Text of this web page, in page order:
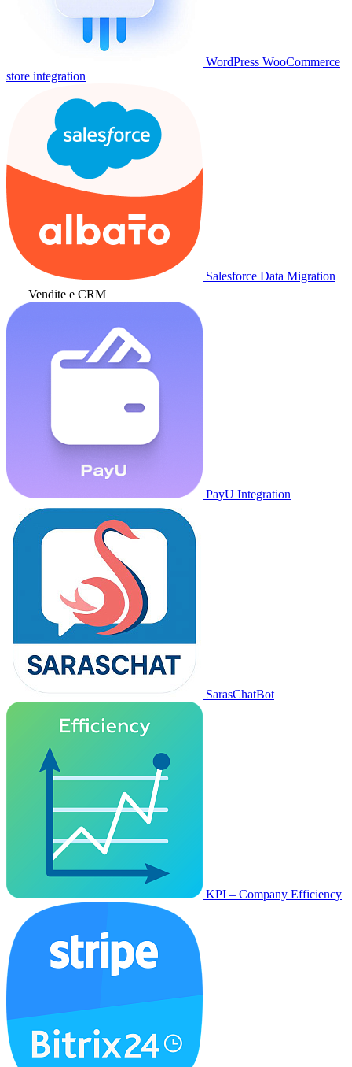
WordPress WooCommerce
store integration
Salesforce Data Migration
Vendite e CRM
PayU Integration
SarasChatBot
KPI – Company Efficiency